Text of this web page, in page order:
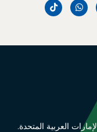
العربية المتحدة.